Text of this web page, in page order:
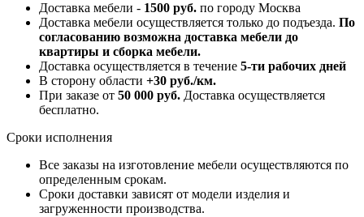
Доставка мебели - 1500 руб. по городу Москва
Доставка мебели осуществляется только до подъезда. По
согласованию возможна доставка мебели до
квартиры и сборка мебели.
Доставка осуществляется в течение 5-ти рабочих дней
В сторону области +30 руб./км.
При заказе от 50 000 руб. Доставка осуществляется
бесплатно.
Сроки исполнения
Все заказы на изготовление мебели осуществляются по
определенным срокам.
Сроки доставки зависят от модели изделия и
загруженности производства.